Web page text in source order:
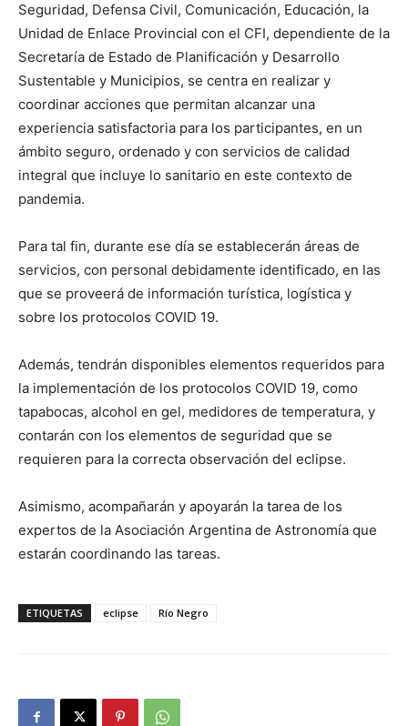
Seguridad, Defensa Civil, Comunicación, Educación, la
Unidad de Enlace Provincial con el CFI, dependiente de la
Secretaría de Estado de Planificación y Desarrollo
Sustentable y Municipios, se centra en realizar y
coordinar acciones que permitan alcanzar una
experiencia satisfactoria para los participantes, en un
ámbito seguro, ordenado y con servicios de calidad
integral que incluye lo sanitario en este contexto de
pandemia.
Para tal fin, durante ese día se establecerán áreas de
servicios, con personal debidamente identificado, en las
que se proveerá de información turística, logística y
sobre los protocolos COVID 19.
Además, tendrán disponibles elementos requeridos para
la implementación de los protocolos COVID 19, como
tapabocas, alcohol en gel, medidores de temperatura, y
contarán con los elementos de seguridad que se
requieren para la correcta observación del eclipse.
Asimismo, acompañarán y apoyarán la tarea de los
expertos de la Asociación Argentina de Astronomía que
estarán coordinando las tareas.
ETIQUETAS eclipse Río Negro